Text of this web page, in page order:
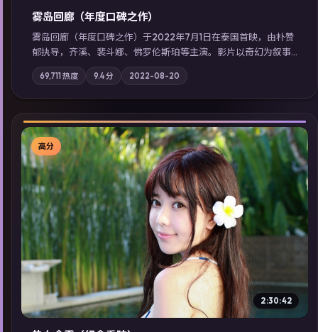
雾岛回廊（年度口碑之作）
雾岛回廊（年度口碑之作）于2022年7月1日在泰国首映，由朴赞
郁执导，齐溪、裴斗娜、佛罗伦斯·珀等主演。影片以奇幻为叙事
主轴，边境小镇的平静被一封匿名信彻底打破；摄影与配乐强化
地域气质；站内亦可通过「国产免费观看高清电视剧在线看」延
展检索同类型高分佳作，畅享高清在线追剧体验。
69,711 热度 9.4分 2022-08-20
▶
高分
2:30:42